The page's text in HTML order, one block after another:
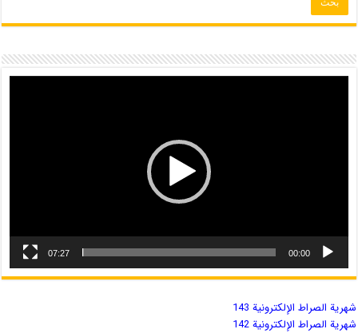
00:00
07:27
شهریة الصراط الإلكترونية 143
شهریة الصراط الإلكترونية 142